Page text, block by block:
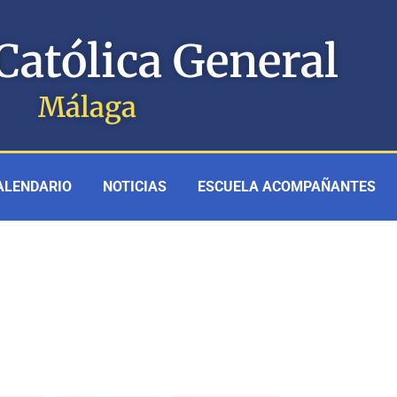
General
Málaga
NOTICIAS ESCUELA ACOMPAÑANTES